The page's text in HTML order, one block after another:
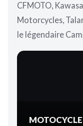
CFMOTO,
Motorcycles,
le légendaire